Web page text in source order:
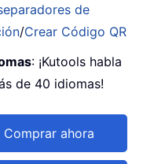
de
/Crear Código QR
: ¡Kutools habla
de 40 idiomas!
Comprar ahora